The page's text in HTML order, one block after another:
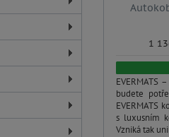
1
EVERMATS
budete
EVERMATS
s luxusním
Vzniká tak